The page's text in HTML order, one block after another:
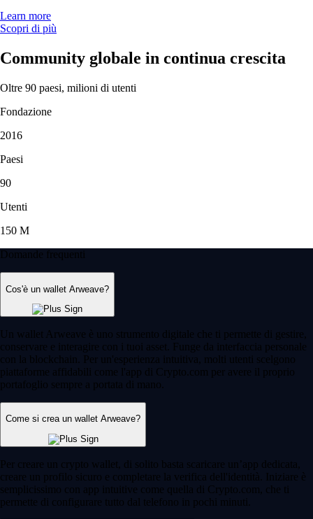
Learn more
Scopri di più
Community globale in continua crescita
Oltre 90 paesi, milioni di utenti
Fondazione
2016
Paesi
90
Utenti
150 M
Domande frequenti
Cos'è un wallet Arweave?
Un wallet Arweave è uno strumento digitale che ti permette di gestire,
conservare e interagire con i tuoi asset. Funge da interfaccia personale
con la blockchain. Per un'esperienza intuitiva, molti utenti scelgono
piattaforme affidabili come l'app di Crypto.com per avere il proprio
portafoglio sempre a portata di mano.
Come si crea un wallet Arweave?
Per creare un crypto wallet, di solito basta scaricare un’app dedicata,
creare un profilo sicuro e completare la verifica dell'identità. Iniziare è
semplicissimo con app intuitive come quella di Crypto.com, che ti
permette di configurare tutto dal telefono in pochi minuti.